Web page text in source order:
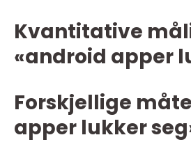
Kvantitative
«android apper
Forskjellige
apper lukker